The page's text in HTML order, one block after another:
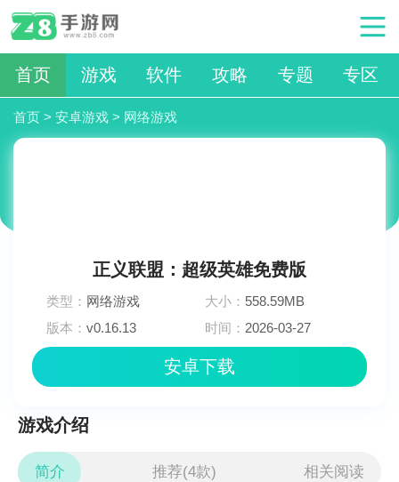
首页 游戏 软件 攻略 专题 专区
首页 > 安卓游戏 > 网络游戏
正义联盟：超级英雄免费版
类型： 网络游戏 大小： 558.59MB
版本：v0.16.13 时间： 2026-03-27
安卓下载
游戏介绍
简介 推荐(4款) 相关阅读